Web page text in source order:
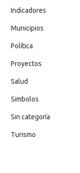
Indicadores
Municipios
Política
Proyectos
Salud
Simbolos
Sin categoría
Turismo